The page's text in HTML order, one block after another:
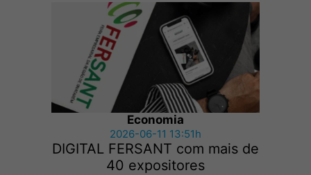
Economia
2026-06-11 13:51h
DIGITAL FERSANT com mais de
40 expositores